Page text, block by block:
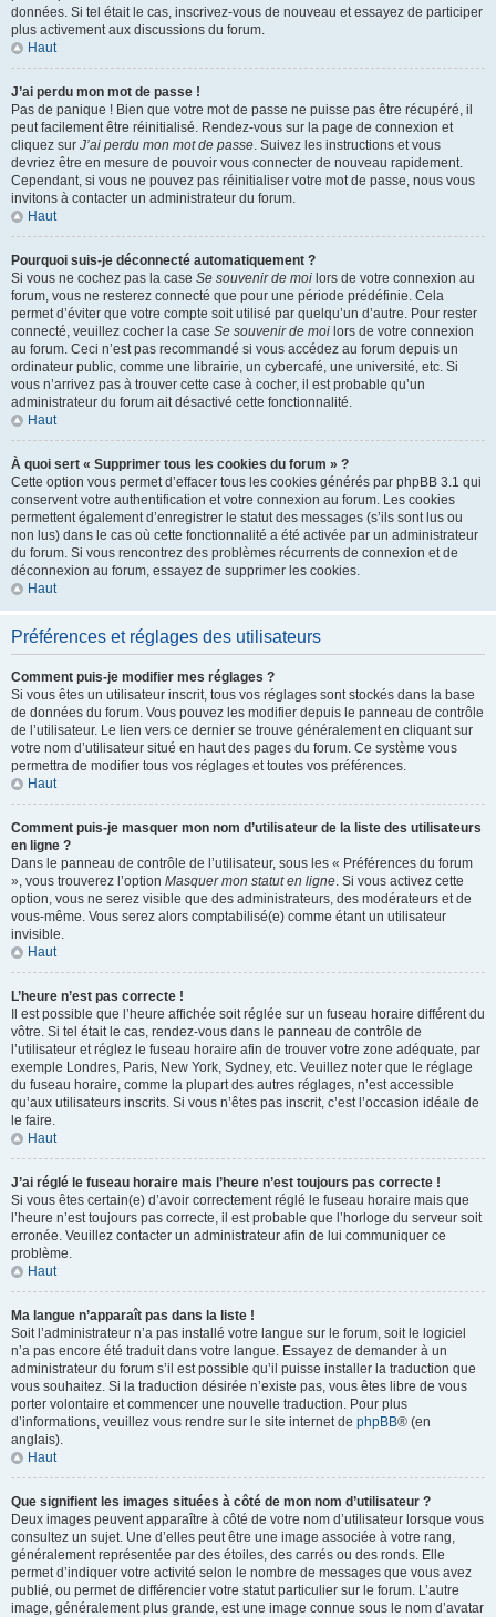
données. Si tel était le cas, inscrivez-vous de nouveau et essayez de participer
plus activement aux discussions du forum.
Haut
J’ai perdu mon mot de passe !
Pas de panique ! Bien que votre mot de passe ne puisse pas être récupéré, il
peut facilement être réinitialisé. Rendez-vous sur la page de connexion et
cliquez sur J’ai perdu mon mot de passe. Suivez les instructions et vous
devriez être en mesure de pouvoir vous connecter de nouveau rapidement.
Cependant, si vous ne pouvez pas réinitialiser votre mot de passe, nous vous
invitons à contacter un administrateur du forum.
Haut
Pourquoi suis-je déconnecté automatiquement ?
Si vous ne cochez pas la case Se souvenir de moi lors de votre connexion au
forum, vous ne resterez connecté que pour une période prédéfinie. Cela
permet d’éviter que votre compte soit utilisé par quelqu’un d’autre. Pour rester
connecté, veuillez cocher la case Se souvenir de moi lors de votre connexion
au forum. Ceci n’est pas recommandé si vous accédez au forum depuis un
ordinateur public, comme une librairie, un cybercafé, une université, etc. Si
vous n’arrivez pas à trouver cette case à cocher, il est probable qu’un
administrateur du forum ait désactivé cette fonctionnalité.
Haut
À quoi sert « Supprimer tous les cookies du forum » ?
Cette option vous permet d’effacer tous les cookies générés par phpBB 3.1 qui
conservent votre authentification et votre connexion au forum. Les cookies
permettent également d’enregistrer le statut des messages (s’ils sont lus ou
non lus) dans le cas où cette fonctionnalité a été activée par un administrateur
du forum. Si vous rencontrez des problèmes récurrents de connexion et de
déconnexion au forum, essayez de supprimer les cookies.
Haut
Préférences et réglages des utilisateurs
Comment puis-je modifier mes réglages ?
Si vous êtes un utilisateur inscrit, tous vos réglages sont stockés dans la base
de données du forum. Vous pouvez les modifier depuis le panneau de contrôle
de l’utilisateur. Le lien vers ce dernier se trouve généralement en cliquant sur
votre nom d’utilisateur situé en haut des pages du forum. Ce système vous
permettra de modifier tous vos réglages et toutes vos préférences.
Haut
Comment puis-je masquer mon nom d’utilisateur de la liste des utilisateurs
en ligne ?
Dans le panneau de contrôle de l’utilisateur, sous les « Préférences du forum
», vous trouverez l’option Masquer mon statut en ligne. Si vous activez cette
option, vous ne serez visible que des administrateurs, des modérateurs et de
vous-même. Vous serez alors comptabilisé(e) comme étant un utilisateur
invisible.
Haut
L’heure n’est pas correcte !
Il est possible que l’heure affichée soit réglée sur un fuseau horaire différent du
vôtre. Si tel était le cas, rendez-vous dans le panneau de contrôle de
l’utilisateur et réglez le fuseau horaire afin de trouver votre zone adéquate, par
exemple Londres, Paris, New York, Sydney, etc. Veuillez noter que le réglage
du fuseau horaire, comme la plupart des autres réglages, n’est accessible
qu’aux utilisateurs inscrits. Si vous n’êtes pas inscrit, c’est l’occasion idéale de
le faire.
Haut
J’ai réglé le fuseau horaire mais l’heure n’est toujours pas correcte !
Si vous êtes certain(e) d’avoir correctement réglé le fuseau horaire mais que
l’heure n’est toujours pas correcte, il est probable que l’horloge du serveur soit
erronée. Veuillez contacter un administrateur afin de lui communiquer ce
problème.
Haut
Ma langue n’apparaît pas dans la liste !
Soit l’administrateur n’a pas installé votre langue sur le forum, soit le logiciel
n’a pas encore été traduit dans votre langue. Essayez de demander à un
administrateur du forum s’il est possible qu’il puisse installer la traduction que
vous souhaitez. Si la traduction désirée n’existe pas, vous êtes libre de vous
porter volontaire et commencer une nouvelle traduction. Pour plus
d’informations, veuillez vous rendre sur le site internet de phpBB® (en
anglais).
Haut
Que signifient les images situées à côté de mon nom d’utilisateur ?
Deux images peuvent apparaître à côté de votre nom d’utilisateur lorsque vous
consultez un sujet. Une d’elles peut être une image associée à votre rang,
généralement représentée par des étoiles, des carrés ou des ronds. Elle
permet d’indiquer votre activité selon le nombre de messages que vous avez
publié, ou permet de différencier votre statut particulier sur le forum. L’autre
image, généralement plus grande, est une image connue sous le nom d’avatar